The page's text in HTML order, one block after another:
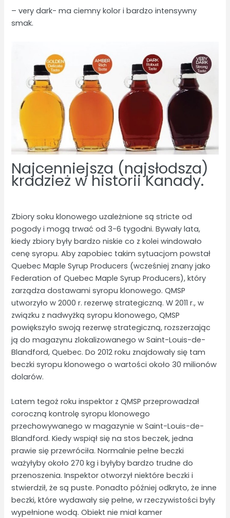
– very dark- ma ciemny kolor i bardzo intensywny
smak.
Najcenniejsza (najsłodsza)
kradzież w historii Kanady.
Zbiory soku klonowego uzależnione są stricte od
pogody i mogą trwać od 3-6 tygodni. Bywały lata,
kiedy zbiory były bardzo niskie co z kolei windowało
cenę syropu. Aby zapobiec takim sytuacjom powstał
Quebec Maple Syrup Producers (wcześniej znany jako
Federation of Quebec Maple Syrup Producers), który
zarządza dostawami syropu klonowego. QMSP
utworzyło w 2000 r. rezerwę strategiczną. W 2011 r., w
związku z nadwyżką syropu klonowego, QMSP
powiększyło swoją rezerwę strategiczną, rozszerzając
ją do magazynu zlokalizowanego w Saint-Louis-de-
Blandford, Quebec. Do 2012 roku znajdowały się tam
beczki syropu klonowego o wartości około 30 milionów
dolarów.
Latem tegoż roku inspektor z QMSP przeprowadzał
coroczną kontrolę syropu klonowego
przechowywanego w magazynie w Saint-Louis-de-
Blandford. Kiedy wspiął się na stos beczek, jedna
prawie się przewróciła. Normalnie pełne beczki
ważyłyby około 270 kg i byłyby bardzo trudne do
przenoszenia. Inspektor otworzył niektóre beczki i
stwierdził, że są puste. Ponadto później odkryto, że inne
beczki, które wydawały się pełne, w rzeczywistości były
wypełnione wodą. Obiekt nie miał kamer